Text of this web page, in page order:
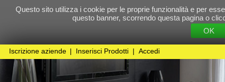
Questo sito utilizza i cookie per le proprie funzionalità e per essere sicuri che tu
questo banner, scorrendo questa pagina o cliccando
Cookie